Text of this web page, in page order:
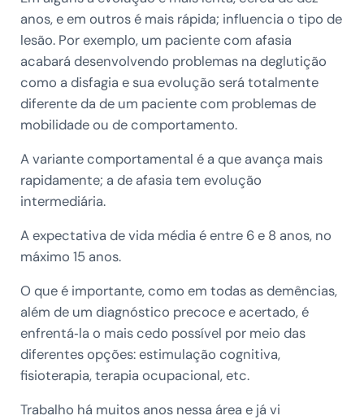
anos, e em outros é mais rápida; influencia o tipo de
lesão. Por exemplo, um paciente com afasia
acabará desenvolvendo problemas na deglutição
como a disfagia e sua evolução será totalmente
diferente da de um paciente com problemas de
mobilidade ou de comportamento.
A variante comportamental é a que avança mais
rapidamente; a de afasia tem evolução
intermediária.
A expectativa de vida média é entre 6 e 8 anos, no
máximo 15 anos.
O que é importante, como em todas as demências,
além de um diagnóstico precoce e acertado, é
enfrentá‑la o mais cedo possível por meio das
diferentes opções: estimulação cognitiva,
fisioterapia, terapia ocupacional, etc.
Trabalho há muitos anos nessa área e já vi